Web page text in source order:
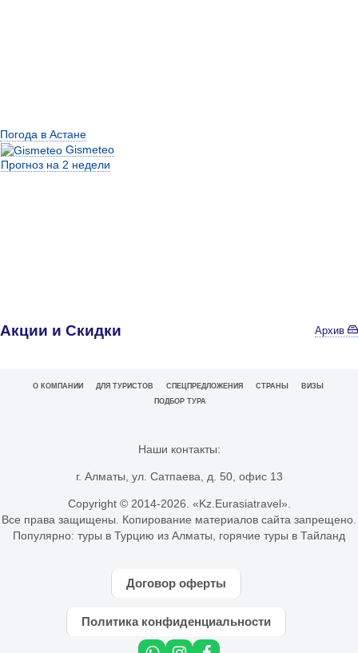
Погода в Астане
Gismeteo
Прогноз на 2 недели
Акции и Скидки Архив
О КОМПАНИИ ДЛЯ ТУРИСТОВ СПЕЦПРЕДЛОЖЕНИЯ СТРАНЫ
ВИЗЫ
ПОДБОР ТУРА
Наши контакты:
г. Алматы, ул. Сатпаева, д. 50, офис 13
Copyright © 2014-2026. «Kz.Eurasiatravel».
Все права защищены. Копирование материалов сайта запрещено.
Популярно: туры в Турцию из Алматы горячие туры в Тайланд
Договор оферты
Политика конфиденциальности